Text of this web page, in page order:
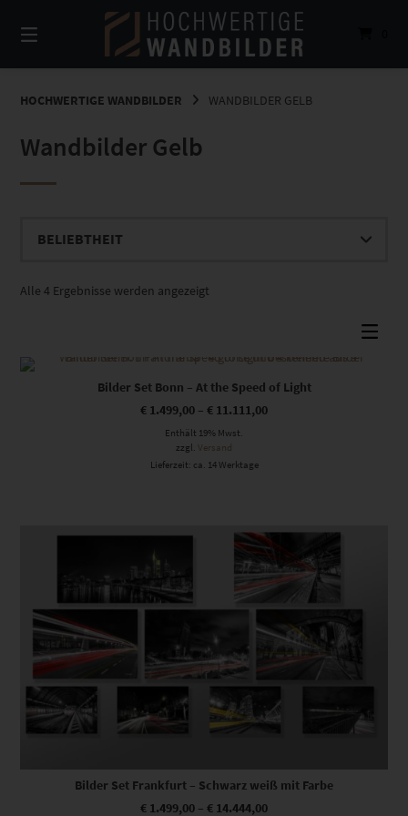
zum
Inhalt
HOCHWERTIGE WANDBILDER WANDBILDER GELB
Wandbilder Gelb
Alle 4 Ergebnisse werden angezeigt
Dieses Produkt weist mehrere Varianten auf. Die Optionen können auf der Produktseite gewählt werden
Bilder Set Bonn – At the Speed of Light
€ 1.499,00 – € 11.111,00
Enthält 19% Mwst.
zzgl. Versand
Lieferzeit: ca. 14 Werktage
Bilder Set Frankfurt – Schwarz weiß mit Farbe
€ 1.499,00 – € 14.444,00